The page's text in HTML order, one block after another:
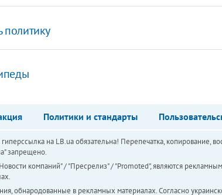
Политики и стандарты
на LB.ua обязательна! Перепечатка, копирование,
запрещено.
компаний" / "Пресрелиз" / "Promoted", являются
обнародованные в рекламных материалах. Согласно